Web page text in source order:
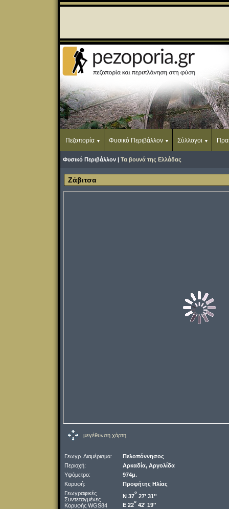
Πεζοπορία Φυσικό Περιβάλλον Σύλλογοι
Φυσικό Περιβάλλον | Τα βουνά της Ελλάδας
Ζάβιτσα
μεγέθυνση χάρτη
Γεωγρ. Διαμέρισμα:
Πελοπόννησος
Περιοχή:
Αρκαδία, Αργολίδα
Υψόμετρο:
974μ.
Κορυφή:
Προφήτης Ηλίας
Γεωγραφικές
Συντεταγμένες
Κορυφής WGS84
Ν 37
o
27' 31''
Ε 22
o
42' 19''